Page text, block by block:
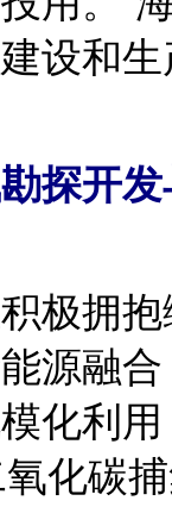
设和
开发
拥抱
源融
化利
氧化碳